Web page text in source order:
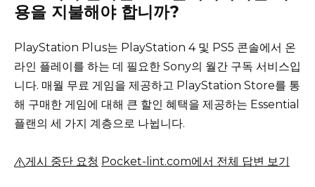
용을 지불해야 합니까?
PlayStation Plus는 PlayStation 4 및 PS5 콘솔에서 온
라인 플레이를 하는 데 필요한 Sony의 월간 구독 서비스입
니다. 매월 무료 게임을 제공하고 PlayStation Store를 통
해 구매한 게임에 대해 큰 할인 혜택을 제공하는 Essential
플랜의 세 가지 계층으로 나뉩니다.
게시 중단 요청 Pocket-lint.com에서 전체 답변 보기